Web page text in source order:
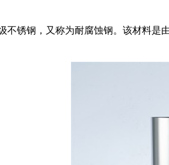
不锈钢，又称为耐腐蚀钢。该材料